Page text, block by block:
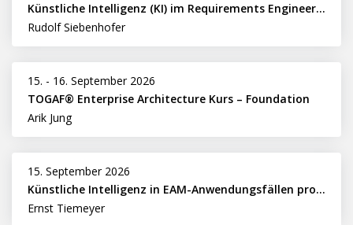
Künstliche Intelligenz (KI) im Requirements Engineering erfolgreich einsetzen
Rudolf Siebenhofer
15. - 16. September 2026
TOGAF® Enterprise Architecture Kurs – Foundation
Arik Jung
15. September 2026
Künstliche Intelligenz in EAM-Anwendungsfällen professionell nutzen
Ernst Tiemeyer